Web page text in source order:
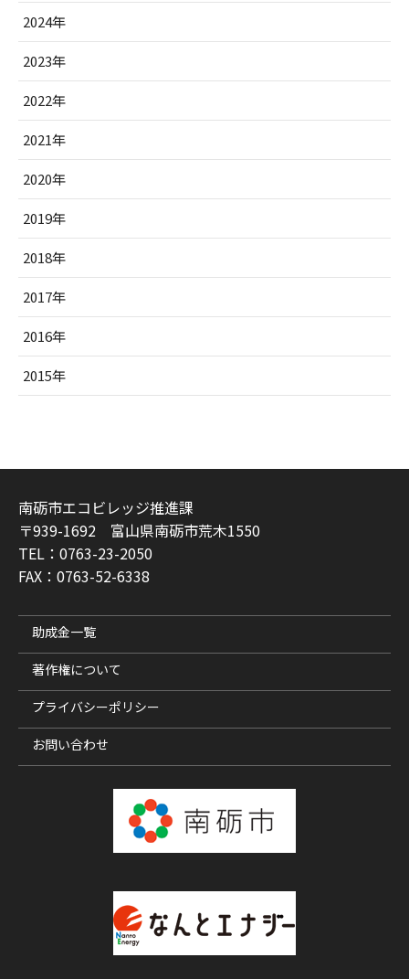
2024年
2023年
2022年
2021年
2020年
2019年
2018年
2017年
2016年
2015年
南砺市エコビレッジ推進課
〒939-1692 富山県南砺市荒木1550
TEL：0763-23-2050
FAX：0763-52-6338
助成金一覧
著作権について
プライバシーポリシー
お問い合わせ